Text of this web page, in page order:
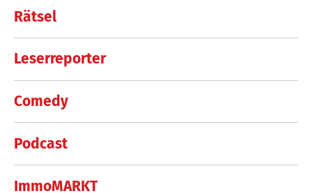
Rätsel
Leserreporter
Comedy
Podcast
ImmoMARKT